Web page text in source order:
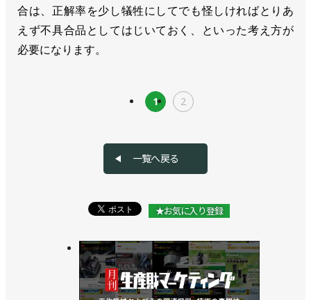
合は、正解率を少し犠牲にしてでも怪しければとりあ
えず不具合品としてはじいておく、といった考え方が
必要になります。
1 2
一覧へ戻る
★お気に入り登録